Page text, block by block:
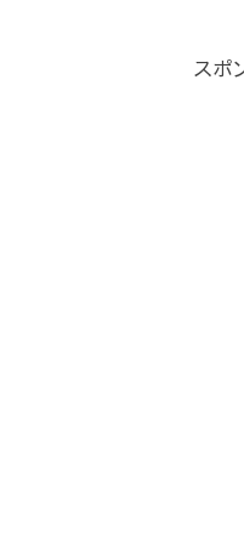
スポ